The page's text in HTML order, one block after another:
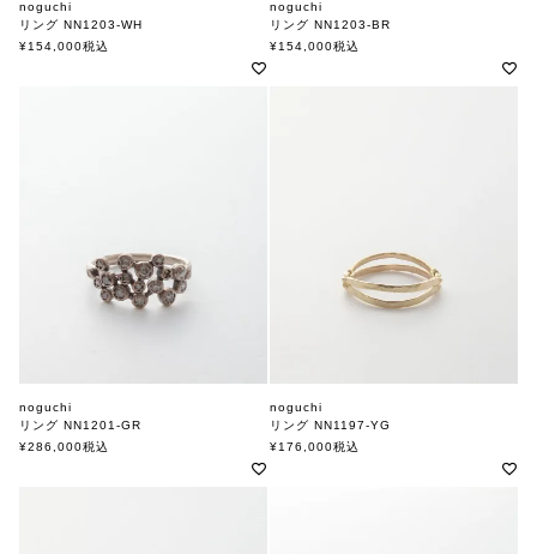
noguchi
リング NN1203-WH
ノグチ
¥154,000税込
noguchi
リング NN1203-BR
ノグチ
¥154,000税込
noguchi
リング NN1201-GR
ノグチ
¥286,000税込
noguchi
リング NN1197-YG
ノグチ
¥176,000税込